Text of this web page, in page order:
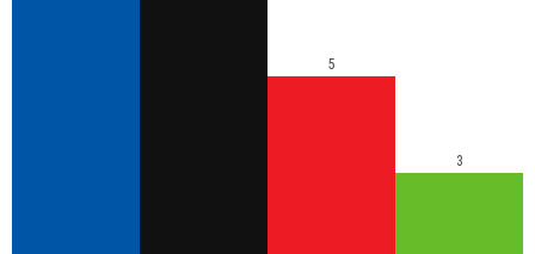
5
3